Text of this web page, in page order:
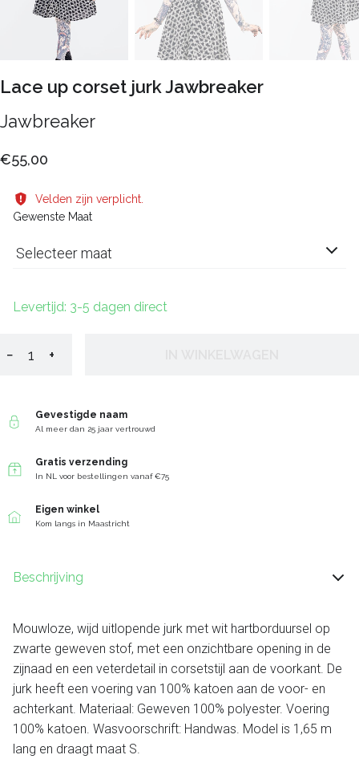
Lace up corset jurk Jawbreaker
Jawbreaker
€55,00
Velden zijn verplicht.
Gewenste Maat
Selecteer maat
Levertijd: 3-5 dagen direct
− +
Gevestigde naam
Al meer dan 25 jaar vertrouwd
Gratis verzending
In NL voor bestellingen vanaf €75
Eigen winkel
Kom langs in Maastricht
Beschrijving
Mouwloze, wijd uitlopende jurk met wit hartborduursel op
zwarte geweven stof, met een onzichtbare opening in de
zijnaad en een veterdetail in corsetstijl aan de voorkant. De
jurk heeft een voering van 100% katoen aan de voor- en
achterkant. Materiaal: Geweven 100% polyester. Voering
100% katoen. Wasvoorschrift: Handwas. Model is 1,65 m
lang en draagt ​​maat S.